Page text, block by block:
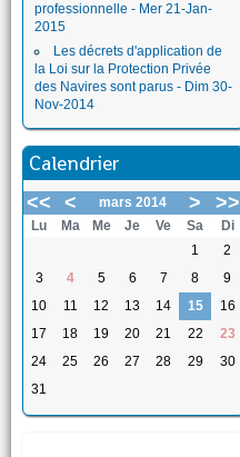
professionnelle - Mer 21-Jan-
2015
Les décrets d'application de
la Loi sur la Protection Privée
des Navires sont parus - Dim 30-
Nov-2014
Calendrier
<< < mars 2014 > >>
Lu Ma Me Je Ve Sa
Di
1
2
3
4 5 6 7 8
9
10
11 12 13 14 15
16
17
18 19 20 21 22
23
24
25 26 27 28 29
30
31